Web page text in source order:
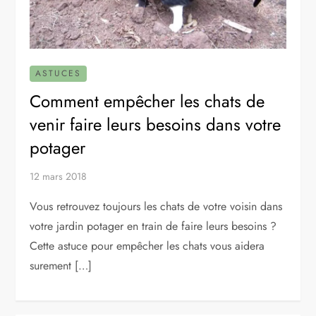
ASTUCES
Comment empêcher les chats de
venir faire leurs besoins dans votre
potager
12 mars 2018
Vous retrouvez toujours les chats de votre voisin dans
votre jardin potager en train de faire leurs besoins ?
Cette astuce pour empêcher les chats vous aidera
surement […]